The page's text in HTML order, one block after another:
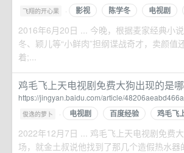
飞翔的开心果 · 影视 陈学冬 电视剧
2016年6月20日 ... 今晚，根据麦家经典小
冬、颖儿等“小鲜肉”担纲谍战奇才，卖颜
着;...
鸡毛飞上天电视剧免费大狗出现的是
https://jingyan.baidu.com/article/
俊逸的萝卜 · 电视剧 百度经验 鸡毛飞
2022年12月7日 ... 鸡毛飞上天电视剧免费
场，就金土叔说他找到了那几个造假热水